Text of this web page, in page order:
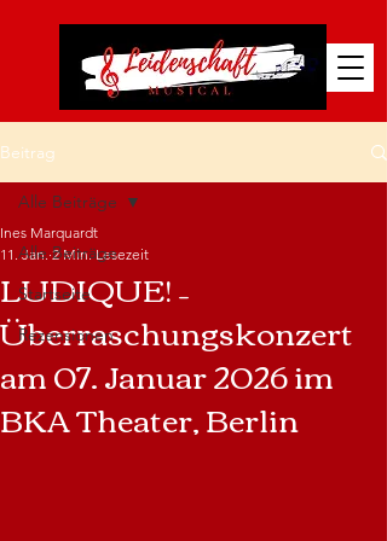
Beitrag
Alle Beiträge
Startseite
Rezensionen
Alle Beiträge
LUDIQUE! –
Überraschungskonzert
am 07. Januar 2026 im
BKA Theater, Berlin
Ines Marquardt
11. Jan. 2 Min. Lesezeit